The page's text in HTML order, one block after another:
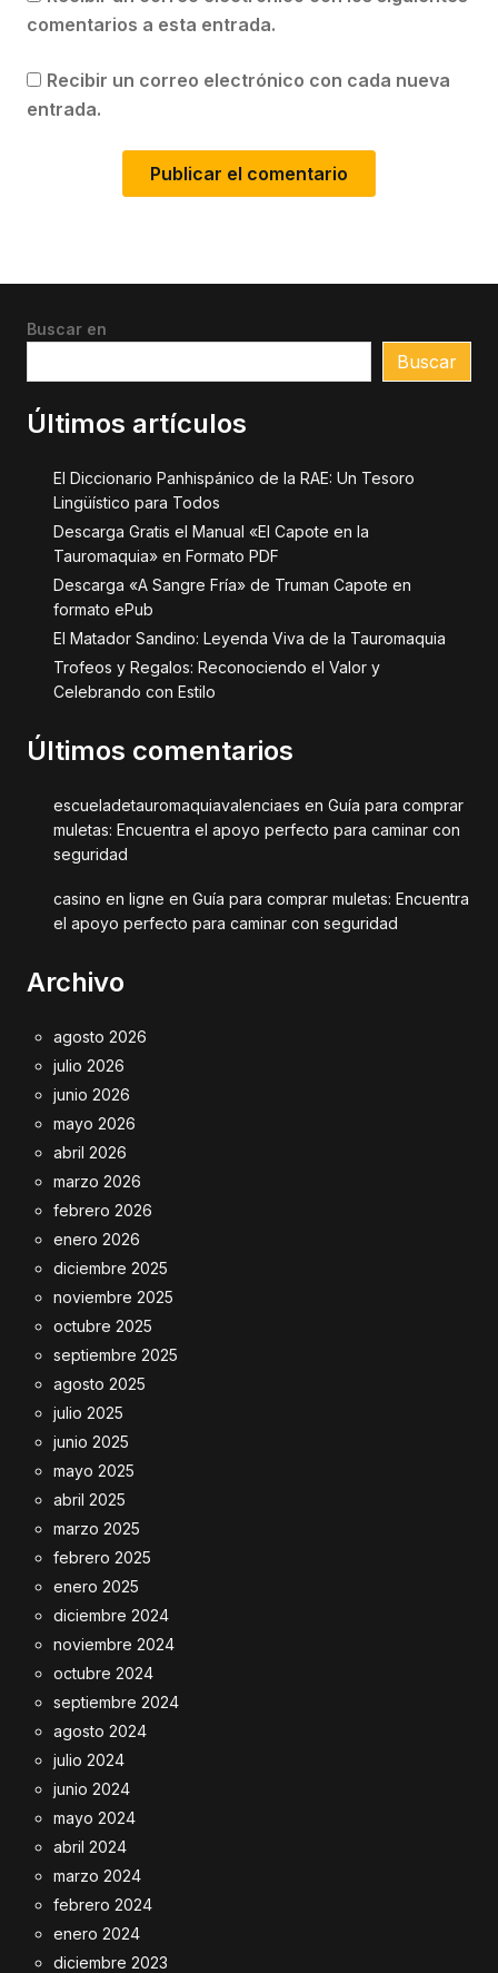
comentarios a esta entrada.
Recibir un correo electrónico con cada nueva
entrada.
Buscar en
Buscar
Últimos artículos
El Diccionario Panhispánico de la RAE: Un Tesoro
Lingüístico para Todos
Descarga Gratis el Manual «El Capote en la
Tauromaquia» en Formato PDF
Descarga «A Sangre Fría» de Truman Capote en
formato ePub
El Matador Sandino: Leyenda Viva de la Tauromaquia
Trofeos y Regalos: Reconociendo el Valor y
Celebrando con Estilo
Últimos comentarios
escueladetauromaquiavalenciaes en Guía para comprar
muletas: Encuentra el apoyo perfecto para caminar con
seguridad
casino en ligne en Guía para comprar muletas: Encuentra
el apoyo perfecto para caminar con seguridad
Archivo
agosto 2026
julio 2026
junio 2026
mayo 2026
abril 2026
marzo 2026
febrero 2026
enero 2026
diciembre 2025
noviembre 2025
octubre 2025
septiembre 2025
agosto 2025
julio 2025
junio 2025
mayo 2025
abril 2025
marzo 2025
febrero 2025
enero 2025
diciembre 2024
noviembre 2024
octubre 2024
septiembre 2024
agosto 2024
julio 2024
junio 2024
mayo 2024
abril 2024
marzo 2024
febrero 2024
enero 2024
diciembre 2023